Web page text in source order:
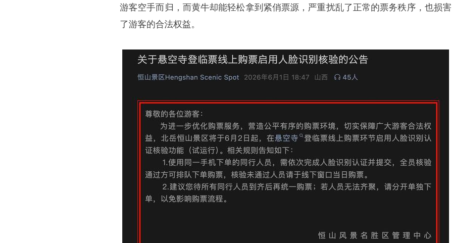
游客空手而归，而黄牛却能轻松拿到紧俏票源，严重扰乱了正常的票务秩序，也损害
了游客的合法权益。